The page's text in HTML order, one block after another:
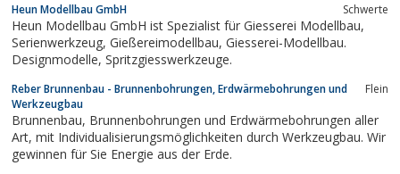
Heun Modellbau GmbH Schwerte
Heun Modellbau GmbH ist Spezialist für Giesserei Modellbau,
Serienwerkzeug, Gießereimodellbau, Giesserei-Modellbau.
Designmodelle, Spritzgiesswerkzeuge.
Reber Brunnenbau - Brunnenbohrungen, Erdwärmebohrungen und
Werkzeugbau
Flein
Brunnenbau, Brunnenbohrungen und Erdwärmebohrungen aller
Art, mit Individualisierungsmöglichkeiten durch Werkzeugbau. Wir
gewinnen für Sie Energie aus der Erde.